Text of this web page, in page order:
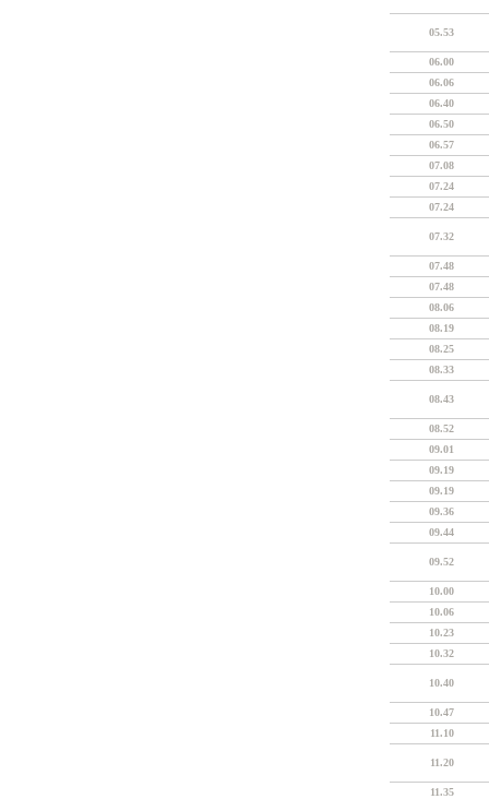
05.53
06.00
06.06
06.40
06.50
06.57
07.08
07.24
07.24
07.32
07.48
07.48
08.06
08.19
08.25
08.33
08.43
08.52
09.01
09.19
09.19
09.36
09.44
09.52
10.00
10.06
10.23
10.32
10.40
10.47
11.10
11.20
11.35